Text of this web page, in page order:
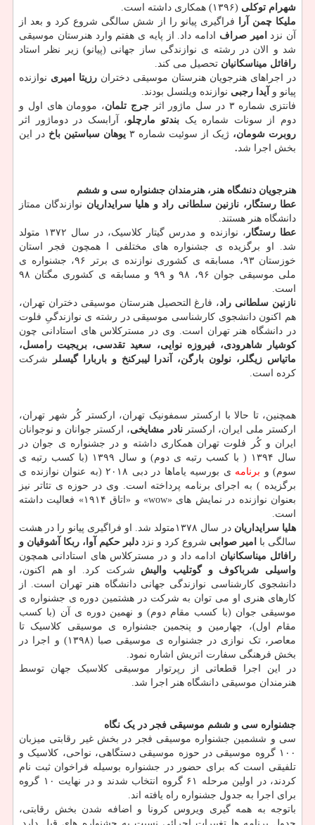
شهرام توکلی (۱۳۹۶) همکاری داشته است.
ملیکا چمن آرا فراگیری پیانو را از شش سالگی شروع کرد و بعد از
آن نزدامیر صراف ادامه داد. از پایه ی هفتم وارد هنرستان موسیقی
شد و الان در رشته ی نوازندگی ساز جهانی (پیانو) زیر نظر استاد
رافائل میناسکانیان تحصیل می کند.
در اجراهای هنرجویان هنرستان موسیقی دختران رزیتا امیری نوازنده
پیانو و آیدا رجبی نوازنده ویلنسل بودند.
فانتزی شماره ۳ در سل ماژور اثر
جرج تلمان، موومان های اول و
دوم از سونات شماره یک بندتو مارچلو، آرابسک در دوماژور اثر
روبرت شومان، ژیک از سوئیت شماره ۳ یوهان سباستین باخ در این
بخش اجرا شد.
هنرجویان دنشگاه هنر، هنرمندان جشنواره سی و ششم
عطا رستگار، نازنین سلطانی راد و هلیا سرایداریان نوازندگان ممتاز
دانشگاه هنر هستند.
عطا رستگار
، نوازنده و مدرس گیتار کلاسیک، در سال ۱۳۷۲ متولد
شد. او برگزیده ی جشنواره های مختلفی ا همچون فجر استان
خوزستان ۹۳، مسابقه ی کشوری نوازنده ی برتر ۹۶، جشنواره ی
ملی موسیقی جوان ۹۶، ۹۸ و ۹۹ و مسابقه ی کشوری مگتان ۹۸
است.
نازنین سلطانی راد، فارغ التحصیل هنرستان موسیقی دختران تهران،
هم اکنون دانشجوی کارشناسی موسیقی در رشته ی نوازندگیِ فلوت
در دانشگاه هنر تهران است. وی در مسترکلاس های استادانی چون
کوشیار شاهرودی، فیروزه نوایی، سعید تقدسی، بریجیت رامسل،
ماتیاس زیگلر، نولون بارگن، آندرا لیبرکنخ و باربارا گیسلر
شرکت
کرده است.
همچنین، تا حالا با ارکستر سمفونیک تهران، ارکستر کُر شهر تهران،
ارکستر ملی ایران، ارکسترنادر مشایخی، ارکستر جوانان و نوجوانان
ایران و کُر فلوت تهران همکاری داشته و در جشنواره ی جوان در
سال ۱۳۹۴ ( با کسب رتبه ی دوم) و سال ۱۳۹۹ (با کسب رتبه ی
سوم) و برنامه
ی بورسیه یاماها در دبی ۲۰۱۸ (به عنوان نوازنده ی
برگزیده ) به اجرای برنامه پرداخته است. وی در حوزه ی تئاتر نیز
بعنوان نوازنده در نمایش های «wow» و «اتاق ۱۹۱۴» فعالیت داشته
است.
هلیا سرایداریان
در سال ۱۳۷۸متولد شد. او فراگیری پیانو را در هشت
سالگی با
امیر صوابی شروع کرد و نزد دلبر حکیم آوا، ربکا آشوقیان و
رافائل میناسکانیان ادامه داد و در مسترکلاس های استادانی همچون
واسیلی شرباکوف و گوتلیب والیش شرکت کرد. او هم اکنون،
دانشجوی کارشناسی نوازندگی جهانی دانشگاه هنر تهران است. از
کارهای هنری او می توان به شرکت در هشتمین دوره ی جشنواره ی
موسیقی جوان (با کسب مقام دوم) و نهمین دوره ی آن (با کسب
مقام اول)، چهارمین و پنجمین جشنواره ی موسیقی کلاسیک تا
معاصر، تک نوازی در جشنواره ی موسیقی صبا (۱۳۹۸) و اجرا در
بخش فرهنگی سفارت اتریش اشاره نمود.
در این اجرا قطعاتی از رپرتوار موسیقی کلاسیک جهان توسط
هنرمندان موسیقی دانشگاه هنر اجرا شد.
جشنواره سی و ششم موسیقی فجر در یک نگاه
سی و ششمین جشنواره موسیقی فجر در بخش غیر رقابتی میزبان
۱۰۰ گروه موسیقی در حوزه موسیقی دستگاهی، نواحی، کلاسیک و
تلفیقی است که برای حضور در جشنواره بوسیله فراخوان ثبت نام
کردند، در اولین مرحله ۶۱ گروه انتخاب شدند و در نهایت ۱۰ گروه
برای اجرا به جدول جشنواره راه یافته اند.
باتوجه به همه گیری ویروس کرونا و اضافه شدن بخش رقابتی،